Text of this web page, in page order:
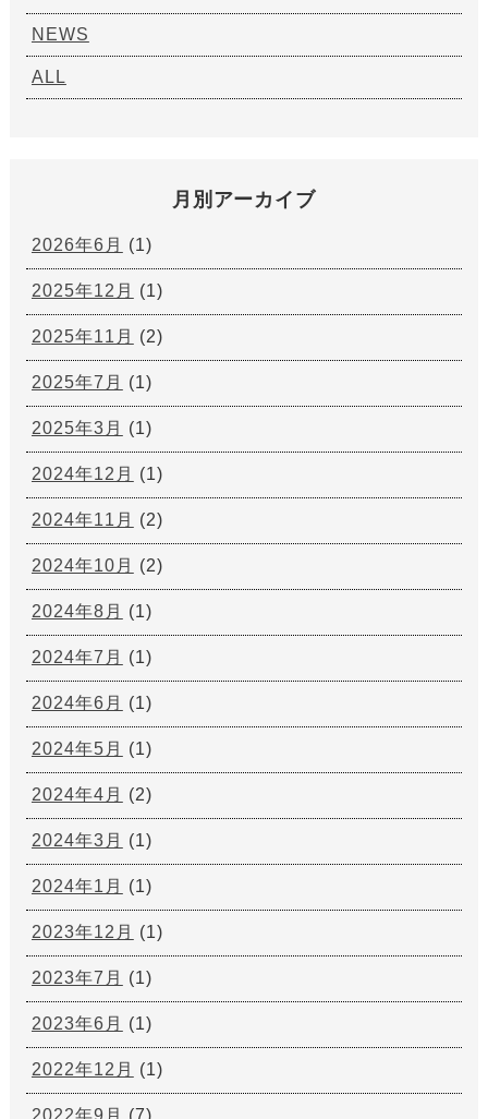
NEWS
ALL
月別アーカイブ
2026年6月 (1)
2025年12月 (1)
2025年11月 (2)
2025年7月 (1)
2025年3月 (1)
2024年12月 (1)
2024年11月 (2)
2024年10月 (2)
2024年8月 (1)
2024年7月 (1)
2024年6月 (1)
2024年5月 (1)
2024年4月 (2)
2024年3月 (1)
2024年1月 (1)
2023年12月 (1)
2023年7月 (1)
2023年6月 (1)
2022年12月 (1)